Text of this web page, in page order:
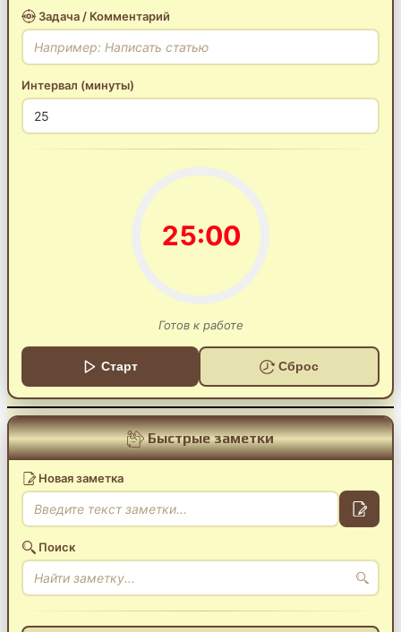
Задача / Комментарий
Интервал (минуты)
25:00
Готов к работе
Старт Сброс
Быстрые заметки
Новая заметка
Поиск